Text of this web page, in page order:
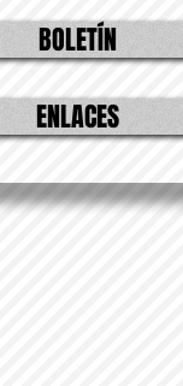
ENLACES
BOLETÍN